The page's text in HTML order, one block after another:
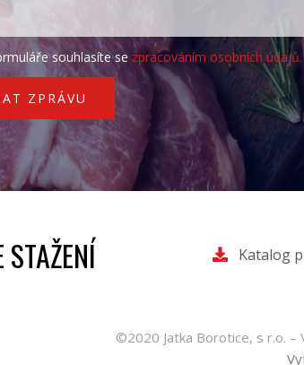
souhlasíte se zpracováním osobních údajů.
ZPRÁVU
STAŽENÍ Katalog
©2020 Jatka Borotice, s r.o. –